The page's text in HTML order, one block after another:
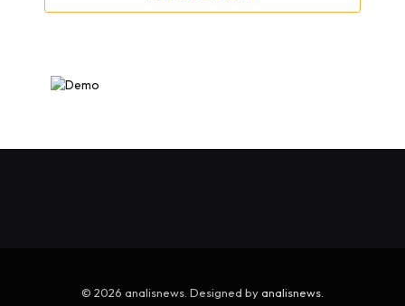
© 2026 analisnews. Designed by analisnews